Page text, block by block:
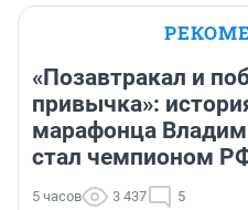
«Позавтракал и
привычка»:
марафонца
стал чемпионом
5 часов 3 437 5